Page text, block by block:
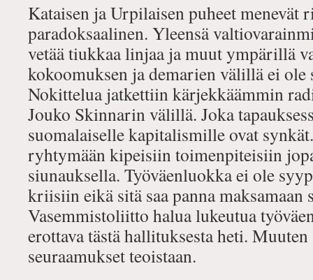
Kataisen ja Urpilaisen puheet menevät
paradoksaalinen. Yleensä
vetää tiukkaa linjaa ja muut ympärillä
kokoomuksen ja demarien välillä ei ole
Nokittelua jatkettiin kärjekkäämmin
Jouko Skinnarin välillä. Joka
suomalaiselle kapitalismille ovat
ryhtymään kipeisiin toimenpiteisiin
siunauksella. Työväenluokka ei ole
kriisiin eikä sitä saa panna maksamaan
Vasemmistoliitto halua lukeutua
erottava tästä hallituksesta heti.
seuraamukset teoistaan.